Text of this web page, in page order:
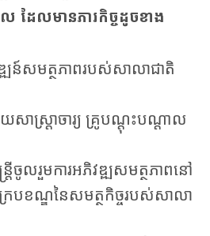
ដែលមានភារកិច្ចដូចខាង
ឍន៍សមត្ថភាពរបស់សាលាជាតិ
ស្ត្រាចារ្យ គ្រូបណ្តុះបណ្តាល
រីចូលរួមការអភិវឌ្ឍសមត្ថភាពនៅ
របខណ្ឌនៃសមត្ថកិច្ចរបស់សាលា